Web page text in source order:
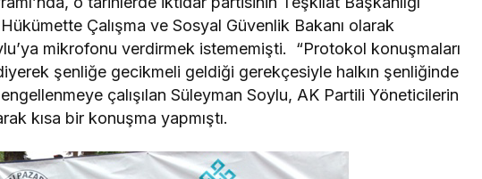
Çalışma ve Sosyal Güvenlik Bakanı olarak
mikrofonu verdirmek istememişti. “Protokol konuşmaları
şenliğe gecikmeli geldiği gerekçesiyle halkın şenliğinde
çalışılan Süleyman Soylu, AK Partili Yöneticilerin
kısa bir konuşma yapmıştı.